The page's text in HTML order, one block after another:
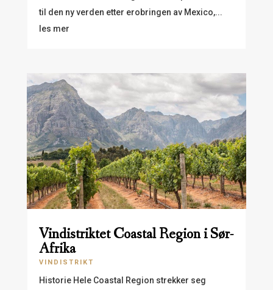
til den ny verden etter erobringen av Mexico,...
les mer
Vindistriktet Coastal Region i Sør-
Afrika
VINDISTRIKT
Historie Hele Coastal Region strekker seg